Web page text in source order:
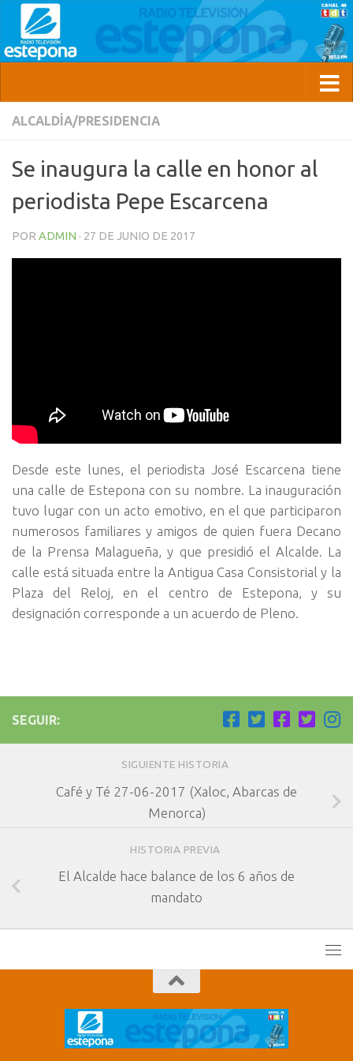
ALCALDÍA/PRESIDENCIA
Se inaugura la calle en honor al
periodista Pepe Escarcena
POR ADMIN · 27 DE JUNIO DE 2017
Desde este lunes, el periodista José Escarcena tiene
una calle de Estepona con su nombre. La inauguración
tuvo lugar con un acto emotivo, en el que participaron
numerosos familiares y amigos de quien fuera Decano
de la Prensa Malagueña, y que presidió el Alcalde. La
calle está situada entre la Antigua Casa Consistorial y la
Plaza del Reloj, en el centro de Estepona, y su
designación corresponde a un acuerdo de Pleno.
SEGUIR:
SIGUIENTE HISTORIA
Café y Té 27-06-2017 (Xaloc, Abarcas de
Menorca)
HISTORIA PREVIA
El Alcalde hace balance de los 6 años de
mandato